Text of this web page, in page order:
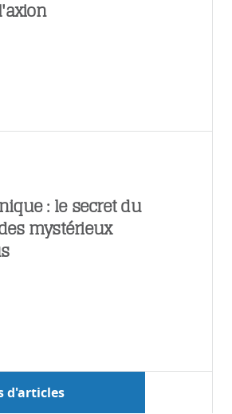
: le secret du
mystérieux
d'articles